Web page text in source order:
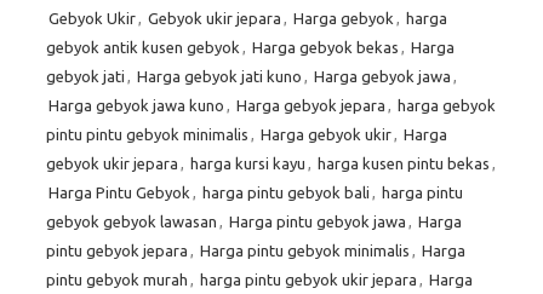
Gebyok Ukir, Gebyok ukir jepara , Harga gebyok , harga
gebyok antik kusen gebyok , Harga gebyok bekas , Harga
gebyok jati , Harga gebyok jati kuno , Harga gebyok jawa ,
Harga gebyok jawa kuno , Harga gebyok jepara , harga gebyok
pintu pintu gebyok minimalis , Harga gebyok ukir, Harga
gebyok ukir jepara , harga kursi kayu , harga kusen pintu bekas ,
Harga Pintu Gebyok , harga pintu gebyok bali , harga pintu
gebyok gebyok lawasan , Harga pintu gebyok jawa , Harga
pintu gebyok jepara , Harga pintu gebyok minimalis , Harga
pintu gebyok murah , harga pintu gebyok ukir jepara , Harga